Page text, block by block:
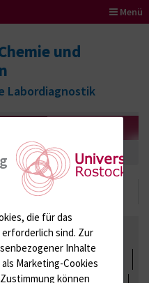
Menü
und
Labordiagnostik
Ringversuchszertifikate
2022
Blutalkohol,
Niere / Harnwege
die für das
sind. Zur
Inhalte
Marketing-Cookies
können